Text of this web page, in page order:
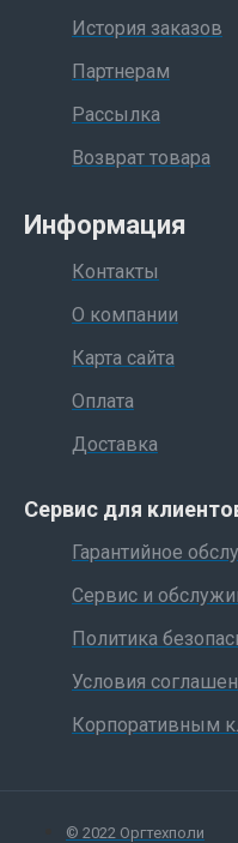
История заказов
Партнерам
Рассылка
Возврат товара
Информация
Контакты
О компании
Карта сайта
Оплата
Доставка
Сервис для
Гарантийное
Сервис и
Политика
Условия
Корпоративным
© 2022 Оргтехполи